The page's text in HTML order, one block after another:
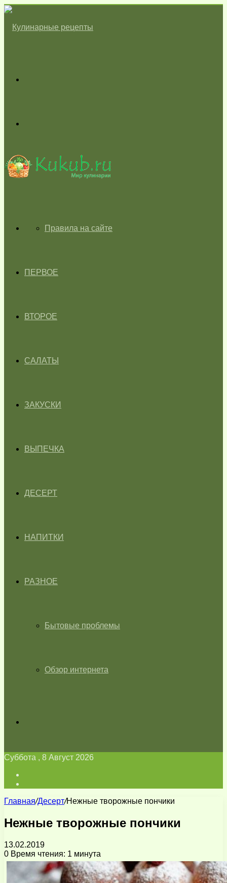
skin
ГЛАВНАЯПравила на сайте
ПЕРВОЕ
ВТОРОЕ
САЛАТЫ
ЗАКУСКИ
ВЫПЕЧКА
ДЕСЕРТ
НАПИТКИ
РАЗНОЕ
Бытовые проблемы
Обзор интернета
Суббота , 8 Август 2026
Главная/Десерт/Нежные творожные пончики
Нежные творожные пончики
13.02.2019
0 Время чтения: 1 минута